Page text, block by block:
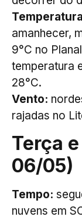
amanhecer,
9°C no
temperatura
28°C.
Vento:
rajadas no
Terça
06/05)
Tempo:
nuvens em